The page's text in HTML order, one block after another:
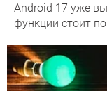
Android 17 уже
функции стоит